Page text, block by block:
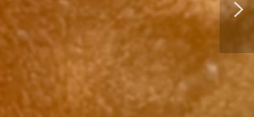
息子のスーツ